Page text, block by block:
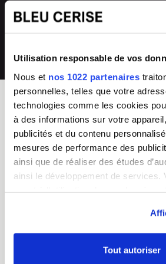
Utilisation responsable de vos
Nous et nos 1022 partenaires
personnelles, telles que votre
technologies comme les cookies
à des informations sur votre
publicités et du contenu
mesures de performance des
ainsi que de réaliser des études
ainsi le développement de services.
tout moment en consultant la
cookies ou en cliquant sur l'icône de
Tout autoriser
notre SAV 04 66 35 94 97
💰
Prix imbattables
les moins chers en France
BLEU
Enseigne
Service Client
Du lundi au vendredi
8h - 17h